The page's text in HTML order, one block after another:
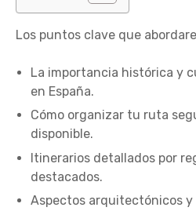
Los puntos clave que
La importancia histórica y
en España.
Cómo organizar tu ruta
disponible.
Itinerarios detallados por
destacados.
Aspectos arquitectónicos